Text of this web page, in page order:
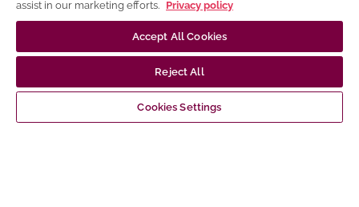
Payment
assist in our marketing efforts. Privacy policy
Accept All Cookies
Reject All
Cookies Settings